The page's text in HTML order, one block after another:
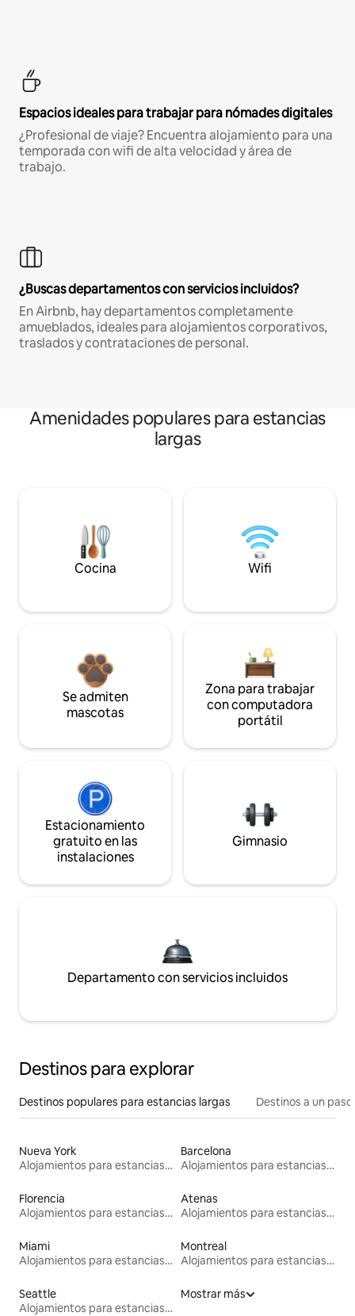
Espacios ideales para trabajar para nómades digitales
¿Profesional de viaje? Encuentra alojamiento para una
temporada con wifi de alta velocidad y área de
trabajo.
¿Buscas departamentos con servicios incluidos?
En Airbnb, hay departamentos completamente
amueblados, ideales para alojamientos corporativos,
traslados y contrataciones de personal.
Amenidades populares para estancias
largas
Cocina Wifi
Se admiten
mascotas
Zona para trabajar
con computadora
portátil
Estacionamiento
gratuito en las
instalaciones
Gimnasio
Departamento con servicios incluidos
Destinos para explorar
Destinos populares para estancias largas Destinos a un
Nueva York
Alojamientos para estancias largas
Barcelona
Alojamientos para estancias largas
Florencia
Alojamientos para estancias largas
Atenas
Alojamientos para estancias largas
Miami
Alojamientos para estancias largas
Montreal
Alojamientos para estancias largas
Seattle
Alojamientos para estancias largas
Mostrar más